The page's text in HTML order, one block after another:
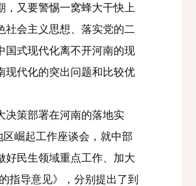
，又要警惕一窝蜂大干快上
社会主义思想、落实党的二
国式现代化离不开河南的现
现代化的突出问题和比较优
策部署在河南的落地实
崛起工作座谈会，就中部
好民生领域重点工作、加大
指导意见》，分别提出了到